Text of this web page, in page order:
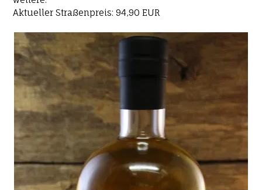
Aktueller Straßenpreis: 94,90 EUR